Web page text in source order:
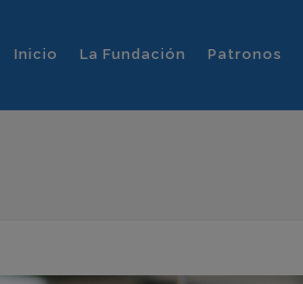
Inicio La Fundación Patronos